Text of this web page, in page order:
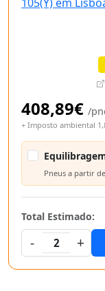
408,89€ /
+ Imposto ambiental
Pneus a partir
Total Estimado:
-
2 +